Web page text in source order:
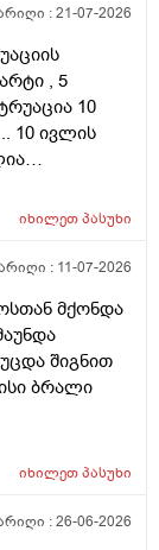
:21-07-2026
, 5
10
10 ივლის
არ
როგორ
და
და
იხილეთპასუხი
: 11-07-2026
მქონდა
შიგნით
ბრალი
იხილეთპასუხი
:26-06-2026